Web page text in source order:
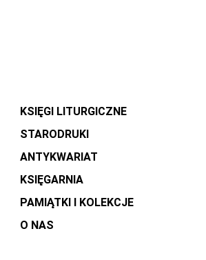
KSIĘGI LITURGICZNE
STARODRUKI
ANTYKWARIAT
KSIĘGARNIA
PAMIĄTKI I KOLEKCJE
O NAS